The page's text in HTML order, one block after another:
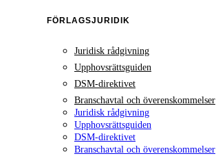
FÖRLAGSJURIDIK
Juridisk rådgivning
Upphovsrättsguiden
DSM-direktivet
Branschavtal och överenskommelser
Juridisk rådgivning
Upphovsrättsguiden
DSM-direktivet
Branschavtal och överenskommelser